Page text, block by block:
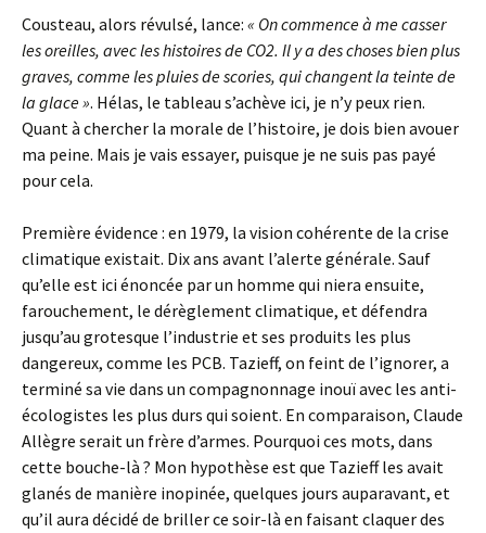
Cousteau, alors révulsé, lance: « On commence à me casser
les oreilles, avec les histoires de CO2. Il y a des choses bien plus
graves, comme les pluies de scories, qui changent la teinte de
la glace ». Hélas, le tableau s’achève ici, je n’y peux rien.
Quant à chercher la morale de l’histoire, je dois bien avouer
ma peine. Mais je vais essayer, puisque je ne suis pas payé
pour cela.
Première évidence : en 1979, la vision cohérente de la crise
climatique existait. Dix ans avant l’alerte générale. Sauf
qu’elle est ici énoncée par un homme qui niera ensuite,
farouchement, le dérèglement climatique, et défendra
jusqu’au grotesque l’industrie et ses produits les plus
dangereux, comme les PCB. Tazieff, on feint de l’ignorer, a
terminé sa vie dans un compagnonnage inouï avec les anti-
écologistes les plus durs qui soient. En comparaison, Claude
Allègre serait un frère d’armes. Pourquoi ces mots, dans
cette bouche-là ? Mon hypothèse est que Tazieff les avait
glanés de manière inopinée, quelques jours auparavant, et
qu’il aura décidé de briller ce soir-là en faisant claquer des